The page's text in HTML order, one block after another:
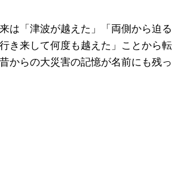
は「津波が越えた」「両側から迫る
き来して何度も越えた」ことから転
からの大災害の記憶が名前にも残っ